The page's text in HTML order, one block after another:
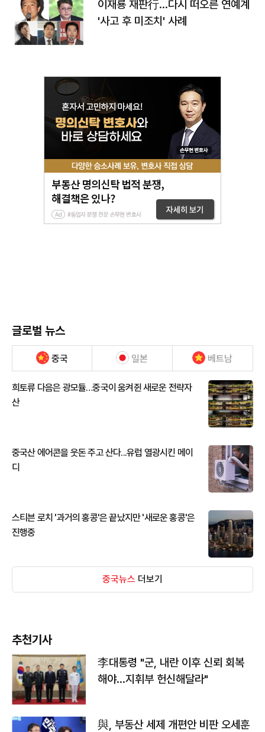
이재룡 재판行…다시 떠오른 연예계
'사고 후 미조치' 사례
글로벌 뉴스
중국 일본 베트남
희토류 다음은 광모듈…중국이 움켜쥔 새로운 전략자
산
중국산 에어콘을 웃돈 주고 산다...유럽 열광시킨 메이
디
스티븐 로치 '과거의 홍콩'은 끝났지만 '새로운 홍콩'은
진행중
중국뉴스 더보기
추천기사
李대통령 "군, 내란 이후 신뢰 회복
해야…지휘부 헌신해달라"
與, 부동산 세제 개편안 비판 오세훈